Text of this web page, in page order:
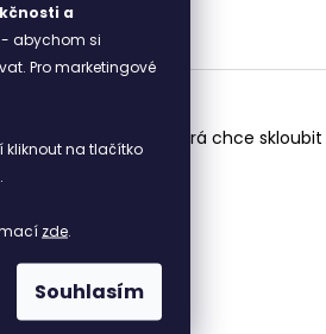
a
- abychom si
Pro marketingové
kliknout na tlačítko
zde
Souhlasím
moderní ženu, která chce skloubit
práce či na večer.